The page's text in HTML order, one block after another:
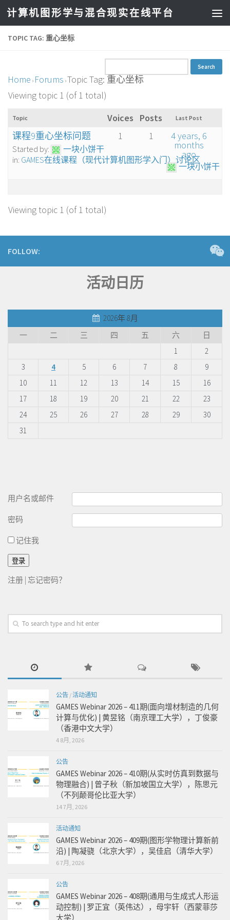
计算机图形学与混合现实在线平台
TOPIC TAG: 重心坐标
Home › Forums ›Topic Tag: 重心坐标
Viewing topic 1 (of 1 total)
Topic Voices Posts Last Post
课程9重心坐标问题
Started by:
一块小饼干
in: GAMES在线课程（现代计算机图形学入门）讨论区
1 1 4 years, 6
months
ago
一块小饼干
Viewing topic 1 (of 1 total)
FOLLOW:
活动日历
2026年 8月
一
二 三 四 五 六
日
1
2
3
4 5 6 7 8
9
10
11 12 13 14 15
16
17
18 19 20 21 22
23
24
25 26 27 28 29
30
31
用户名或邮件
密码
记住我
注册 忘记密码？
公告 /活动通知
GAMES Webinar 2026 – 411期(面向增材制造的几何
计算与优化) | 黄昱铭（南京理工大学），丁俊豪
（香港中文大学）
4 8月, 2026
公告
GAMES Webinar 2026 – 410期(从实时仿真到数据与
物理融合) | 曾子秋（新加坡国立大学），陈思元
（不列颠哥伦比亚大学）
14 7月, 2026
活动通知
GAMES Webinar 2026 – 409期(图形学物理计算新前
沿) | 陶凝骁（北京大学），吴佳启（清华大学）
6 7月, 2026
公告
GAMES Webinar 2026 – 408期(通用与生成式人形运
动控制) | 罗正宜（英伟达），母宇轩（西蒙菲莎
大学）